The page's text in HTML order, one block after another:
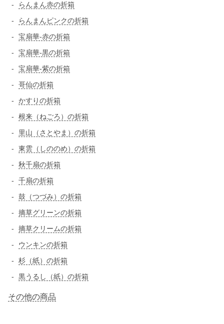
らんまん赤の折箱
らんまんピンクの折箱
宝扇華-赤の折箱
宝扇華-黒の折箱
宝扇華-紫の折箱
哥仙の折箱
かすりの折箱
根来（ねごろ）の折箱
里山（さとやま）の折箱
東雲（しののめ）の折箱
秋千扇の折箱
千扇の折箱
鼓（つづみ）の折箱
摘草グリーンの折箱
摘草クリームの折箱
ウンキンの折箱
杉（紙）の折箱
黒うるし（紙）の折箱
その他の商品